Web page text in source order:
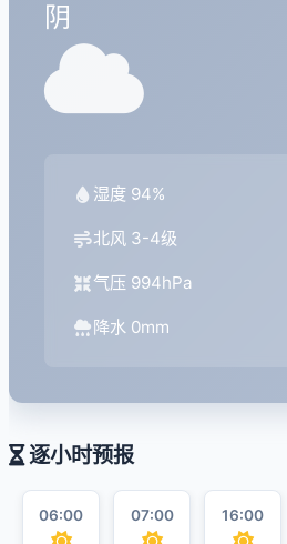
阴
湿度 94%
北风 3-4级
气压 994hPa
降水 0mm
逐小时预报
06:00 07:00 16:00